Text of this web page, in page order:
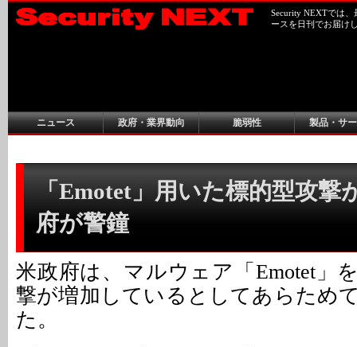
Security NEXTでは
ースを日刊でお届け
ニュース 政府・業界動向 脆弱性 製品・サ
「Emotet」用いた標的型攻撃
府が警鐘
米政府は、マルウェア「Emotet」
撃が増加しているとしてあらため
た。